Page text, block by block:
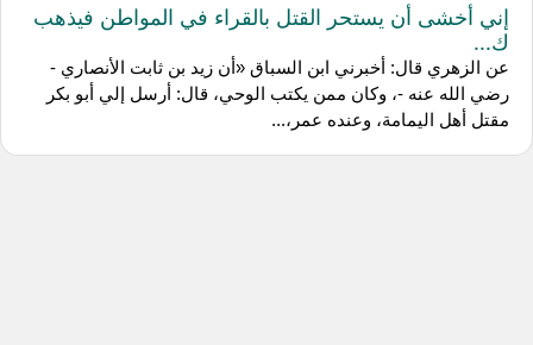
إني أخشى أن يستحر القتل بالقراء في المواطن فيذهب
ك...
عن ‌الزهري قال: أخبرني ‌ابن السباق «أن زيد بن ثابت الأنصاري -
رضي الله عنه -، وكان ممن يكتب الوحي، قال: أرسل إلي أبو بكر
مقتل أهل اليمامة، وعنده عمر،...